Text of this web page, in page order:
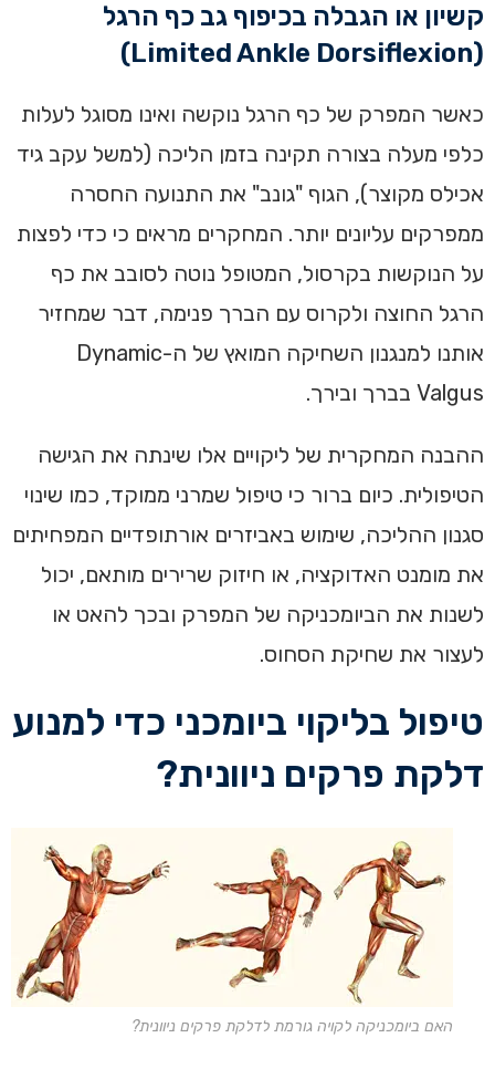
קשיון או הגבלה בכיפוף גב כף הרגל
(Limited Ankle Dorsiflexion)
כאשר המפרק של כף הרגל נוקשה ואינו מסוגל לעלות
כלפי מעלה בצורה תקינה בזמן הליכה (למשל עקב גיד
אכילס מקוצר), הגוף "גונב" את התנועה החסרה
ממפרקים עליונים יותר. המחקרים מראים כי כדי לפצות
על הנוקשות בקרסול, המטופל נוטה לסובב את כף
הרגל החוצה ולקרוס עם הברך פנימה, דבר שמחזיר
אותנו למנגנון השחיקה המואץ של ה-Dynamic
Valgus בברך ובירך.
ההבנה המחקרית של ליקויים אלו שינתה את הגישה
הטיפולית. כיום ברור כי טיפול שמרני ממוקד, כמו שינוי
סגנון ההליכה, שימוש באביזרים אורתופדיים המפחיתים
את מומנט האדוקציה, או חיזוק שרירים מותאם, יכול
לשנות את הביומכניקה של המפרק ובכך להאט או
לעצור את שחיקת הסחוס.
טיפול בליקוי ביומכני כדי למנוע
דלקת פרקים ניוונית?
האם ביומכניקה לקויה גורמת לדלקת פרקים ניוונית?